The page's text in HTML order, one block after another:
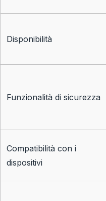
Disponibilità
Funzionalità di sicurezza
Compatibilità con i
dispositivi